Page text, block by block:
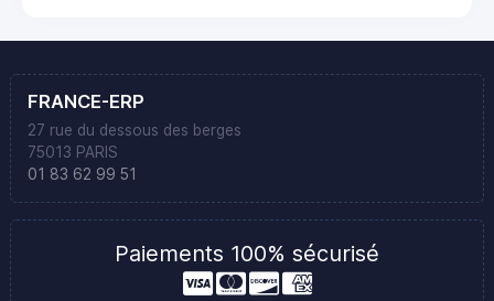
FRANCE-ERP
27 rue du dessous des berges
75013 PARIS
01 83 62 99 51
Paiements 100% sécurisé